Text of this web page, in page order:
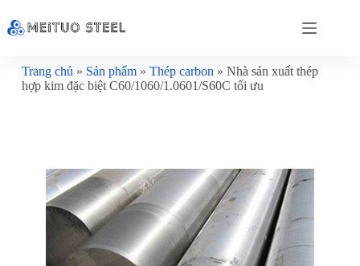
Trang chủ » Sản phẩm» Thép carbon » Nhà sản xuất thép
hợp kim đặc biệt C60/1060/1.0601/S60C tối ưu